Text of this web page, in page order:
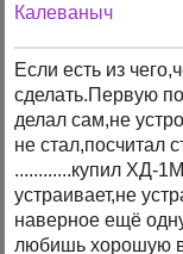
Калеваныч
Если есть из
сделать.Первую
делал сам,не
не стал,посчитал
............купил ХД-
устраивает,не
наверное ещё
любишь хорошую